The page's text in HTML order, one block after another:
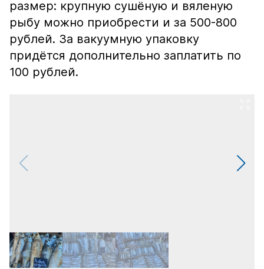
размер: крупную сушёную и вяленую
рыбу можно приобрести и за 500-800
рублей. За вакуумную упаковку
придётся дополнительно заплатить по
100 рублей.